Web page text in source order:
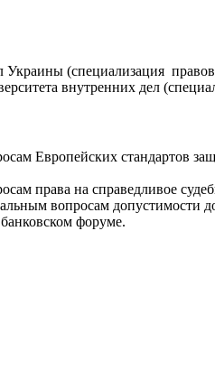
Украины (специализация
внутренних дел
Европейских стандартов
права на справедливое
вопросам допустимости
форуме.